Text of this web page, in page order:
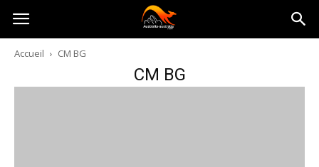
Australia-
australie.com
Accueil CM BG
CM BG